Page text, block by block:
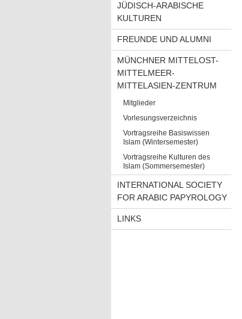
JÜDISCH-ARABISCHE
KULTUREN
FREUNDE UND ALUMNI
MÜNCHNER MITTELOST-
MITTELMEER-
MITTELASIEN-ZENTRUM
Mitglieder
Vorlesungsverzeichnis
Vortragsreihe Basiswissen
Islam (Wintersemester)
Vortragsreihe Kulturen des
Islam (Sommersemester)
INTERNATIONAL SOCIETY
FOR ARABIC PAPYROLOGY
LINKS